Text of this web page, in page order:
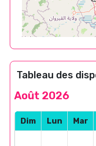
Tableau des
Août 2026
Dim Lun Mar